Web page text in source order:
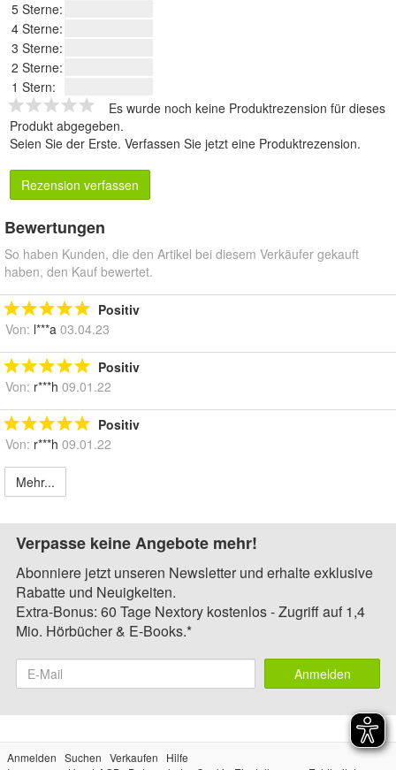
5 Sterne:
4 Sterne:
3 Sterne:
2 Sterne:
1 Stern:
Es wurde noch keine Produktrezension für dieses
Produkt abgegeben.
Seien Sie der Erste. Verfassen Sie jetzt eine Produktrezension.
Rezension verfassen
Bewertungen
So haben Kunden, die den Artikel bei diesem Verkäufer gekauft
haben, den Kauf bewertet.
Positiv
Von: l***a 03.04.23
Positiv
Von: r***h 09.01.22
Positiv
Von: r***h 09.01.22
Mehr...
Verpasse keine Angebote mehr!
Abonniere jetzt unseren Newsletter und erhalte exklusive
Rabatte und Neuigkeiten.
Extra-Bonus: 60 Tage Nextory kostenlos - Zugriff auf 1,4
Mio. Hörbücher & E-Books.*
Anmelden
Anmelden Suchen Verkaufen
Hilfe